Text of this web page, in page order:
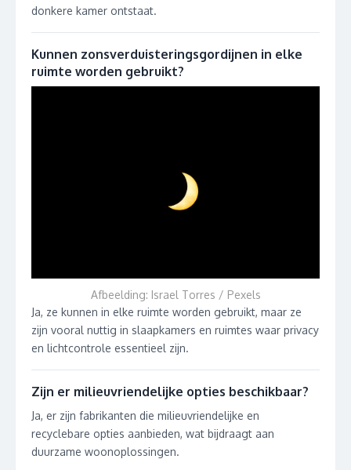
donkere kamer ontstaat.
Kunnen zonsverduisteringsgordijnen in elke
ruimte worden gebruikt?
Afbeelding: Israel Torres / Pexels
Ja, ze kunnen in elke ruimte worden gebruikt, maar ze
zijn vooral nuttig in slaapkamers en ruimtes waar privacy
en lichtcontrole essentieel zijn.
Zijn er milieuvriendelijke opties beschikbaar?
Ja, er zijn fabrikanten die milieuvriendelijke en
recyclebare opties aanbieden, wat bijdraagt aan
duurzame woonoplossingen.